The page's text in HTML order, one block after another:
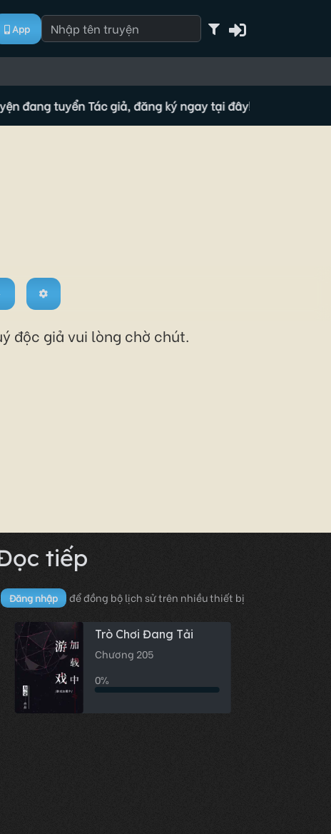
App
tuyển Tác giả, đăng ký ngay tại đây!🔥 Tộc truyện đang
độc giả vui lòng chờ chút.
tiếp
Đăng nhập để đồng bộ lịch sử trên nhiều thiết bị
Trò Chơi Đang Tải
Chương 205
0%